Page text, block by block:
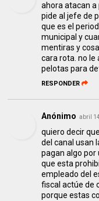
ahora atacan
pide al jefe de
que es el
municipal y
mentiras y
cara rota. no le
pelotas para
RESPONDER
Anónimo abril
quiero decir
del canal usan
pagan algo
que esta
empleado del
fiscal actúe de
porque estas